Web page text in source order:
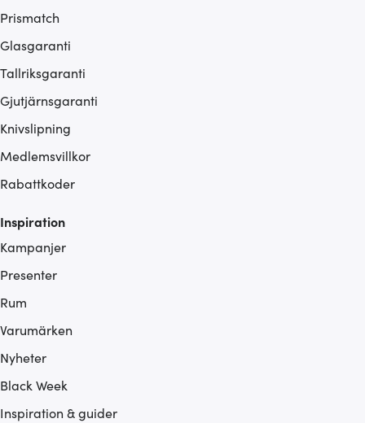
Prismatch
Glasgaranti
Tallriksgaranti
Gjutjärnsgaranti
Knivslipning
Medlemsvillkor
Rabattkoder
Inspiration
Kampanjer
Presenter
Rum
Varumärken
Nyheter
Black Week
Inspiration & guider